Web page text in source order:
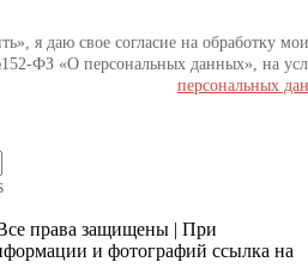
я даю свое согласие на обработку
ФЗ «О персональных данных», на
персональных
права защищены | При
и фотографий ссылка на